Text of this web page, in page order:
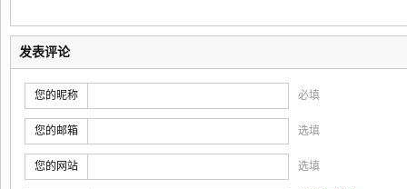
发表评论
您的昵称 必填
您的邮箱 选填
您的网站 选填